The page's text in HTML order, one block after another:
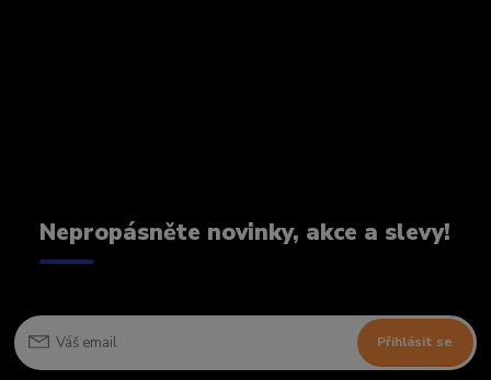
Nepropásněte novinky, akce a slevy!
Přihlásit se